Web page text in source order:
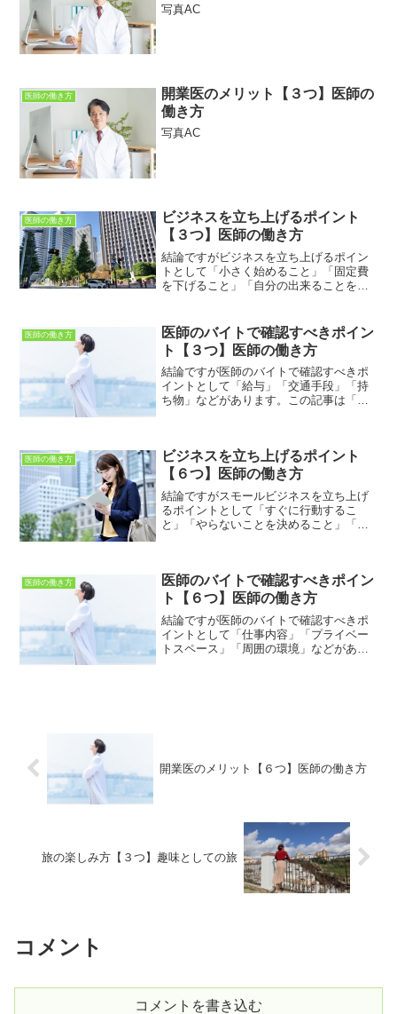
写真AC
医師の働き方
開業医のメリット【３つ】医師の
働き方
写真AC
医師の働き方
ビジネスを立ち上げるポイント
【３つ】医師の働き方
結論ですがビジネスを立ち上げるポイン
トとして「小さく始めること」「固定費
を下げること」「自分の出来ることを明
けて書いています。医師の働き方に関す
る様々な疑問・不安・悩み...
医師の働き方
医師のバイトで確認すべきポイン
ト【３つ】医師の働き方
結論ですが医師のバイトで確認すべきポ
イントとして「給与」「交通手段」「持
ち物」などがあります。この記事は「医
と思っています。この記事...
医師の働き方
ビジネスを立ち上げるポイント
【６つ】医師の働き方
結論ですがスモールビジネスを立ち上げ
るポイントとして「すぐに行動するこ
と」「やらないことを決めること」「丁
働き方に関する様々な疑問・...
医師の働き方
医師のバイトで確認すべきポイン
ト【６つ】医師の働き方
結論ですが医師のバイトで確認すべきポ
イントとして「仕事内容」「プライベー
トスペース」「周囲の環境」などがあり
開業医のメリット【６つ】医師の働き方
旅の楽しみ方【３つ】趣味としての旅
コメント
コメントを書き込む